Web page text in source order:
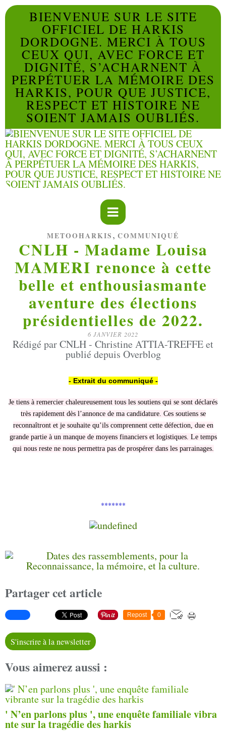
BIENVENUE SUR LE SITE
OFFICIEL DE HARKIS
DORDOGNE. MERCI À TOUS
CEUX QUI, AVEC FORCE ET
DIGNITÉ, S’ACHARNENT À
PERPÉTUER LA MÉMOIRE DES
HARKIS, POUR QUE JUSTICE,
RESPECT ET HISTOIRE NE
SOIENT JAMAIS OUBLIÉS.
METOOHARKIS , COMMUNIQUÉ
CNLH - Madame Louisa
MAMERI renonce à cette
belle et enthousiasmante
aventure des élections
présidentielles de 2022.
6 JANVIER 2022
Rédigé par CNLH - Christine ATTIA-TREFFE et
publié depuis Overblog
- Extrait du communiqué -
Je tiens à remercier chaleureusement tous les soutiens qui se sont déclarés
très rapidement dès l’annonce de ma candidature. Ces soutiens se
reconnaîtront et je souhaite qu’ils comprennent cette défection, due en
grande partie à un manque de moyens financiers et logistiques. Le temps
qui nous reste ne nous permettra pas de prospérer dans les parrainages.
*******
Partager cet article
Repost 0
S'inscrire à la newsletter
Vous aimerez aussi :
' N’en parlons plus ', une enquête familiale vibra
nte sur la tragédie des harkis